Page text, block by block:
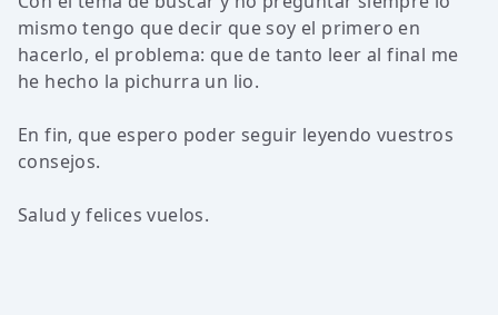
mismo tengo que decir que soy el primero en
hacerlo, el problema: que de tanto leer al final me
he hecho la pichurra un lio.
En fin, que espero poder seguir leyendo vuestros
consejos.
Salud y felices vuelos.